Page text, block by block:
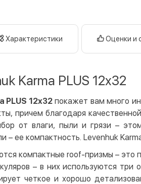
Характеристики Оценки и
Karma PLUS 12x32
PLUS 12x32покажет вам много
причем благодаря
от влаги, пыли и грязи –
– ее компактность. Levenhuk
компактные roof-призмы –
– в них используются
четкое и хорошо